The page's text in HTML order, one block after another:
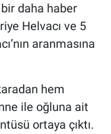
daha haber
Helvacı ve 5
aranmasına
hem
ile oğluna ait
ortaya çıktı.